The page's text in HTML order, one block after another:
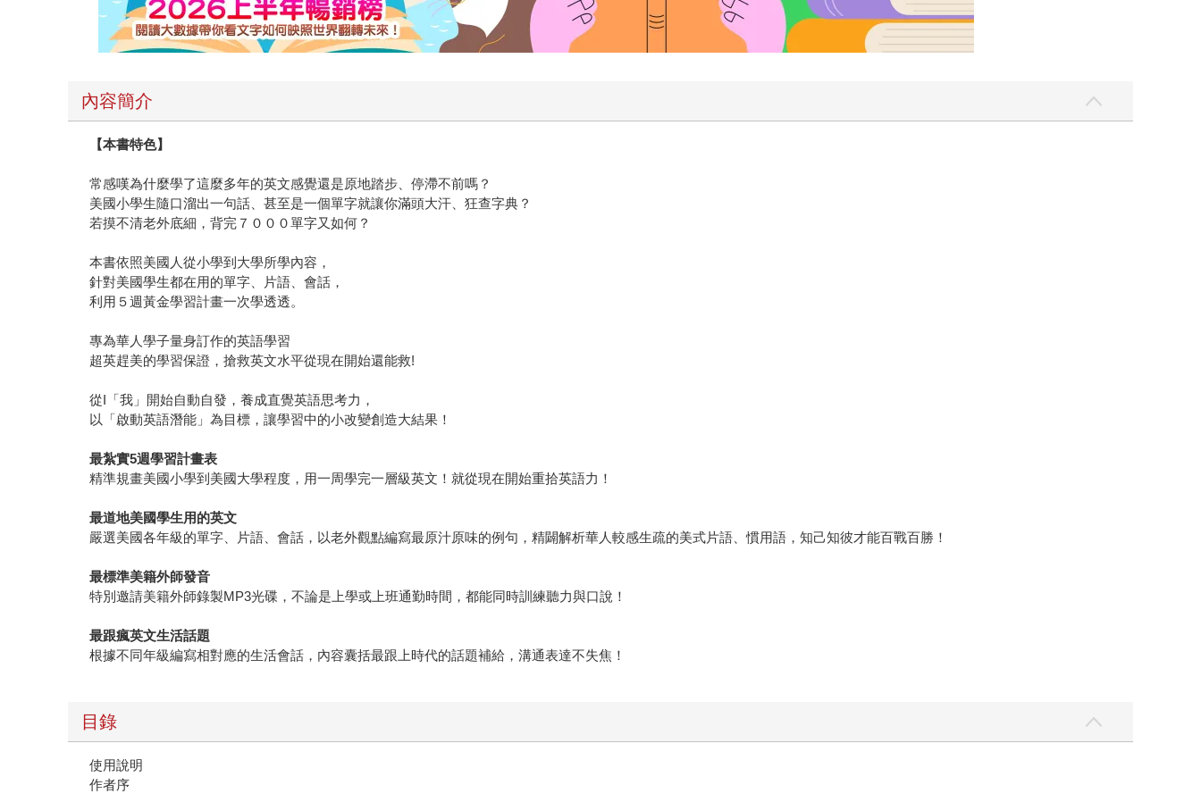
內容簡介
【本書特色】
常感嘆為什麼學了這麼多年的英文感覺還是原地踏步、停滯不前嗎？
美國小學生隨口溜出一句話、甚至是一個單字就讓你滿頭大汗、狂查字典？
若摸不清老外底細，背完７０００單字又如何？
本書依照美國人從小學到大學所學內容，
針對美國學生都在用的單字、片語、會話，
利用５週黃金學習計畫一次學透透。
專為華人學子量身訂作的英語學習
超英趕美的學習保證，搶救英文水平從現在開始還能救!
從I「我」開始自動自發，養成直覺英語思考力，
以「啟動英語潛能」為目標，讓學習中的小改變創造大結果！
最紮實5週學習計畫表
精準規畫美國小學到美國大學程度，用一周學完一層級英文！就從現在開始重拾英語力！
最道地美國學生用的英文
嚴選美國各年級的單字、片語、會話，以老外觀點編寫最原汁原味的例句，精闢解析華人較感生疏的美式片語、慣用語，知己知彼才能百戰百勝！
最標準美籍外師發音
特別邀請美籍外師錄製MP3光碟，不論是上學或上班通勤時間，都能同時訓練聽力與口說！
最跟瘋英文生活話題
根據不同年級編寫相對應的生活會話，內容囊括最跟上時代的話題補給，溝通表達不失焦！
目錄
使用說明
作者序